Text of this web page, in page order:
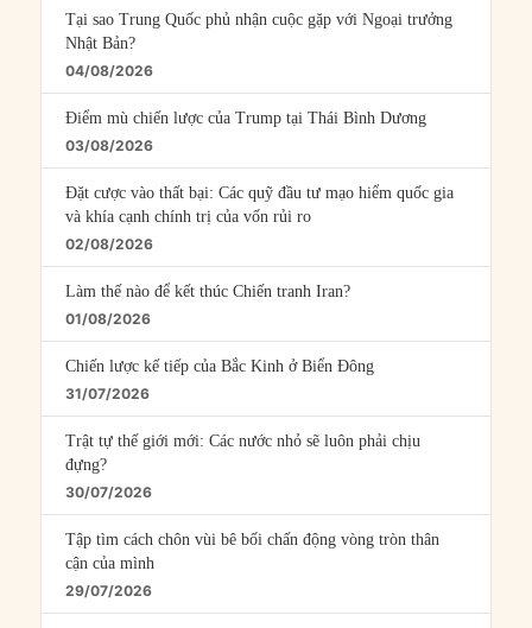
Tại sao Trung Quốc phủ nhận cuộc gặp với Ngoại trưởng
Nhật Bản?
04/08/2026
Điểm mù chiến lược của Trump tại Thái Bình Dương
03/08/2026
Đặt cược vào thất bại: Các quỹ đầu tư mạo hiểm quốc gia
và khía cạnh chính trị của vốn rủi ro
02/08/2026
Làm thế nào để kết thúc Chiến tranh Iran?
01/08/2026
Chiến lược kế tiếp của Bắc Kinh ở Biển Đông
31/07/2026
Trật tự thế giới mới: Các nước nhỏ sẽ luôn phải chịu
đựng?
30/07/2026
Tập tìm cách chôn vùi bê bối chấn động vòng tròn thân
cận của mình
29/07/2026